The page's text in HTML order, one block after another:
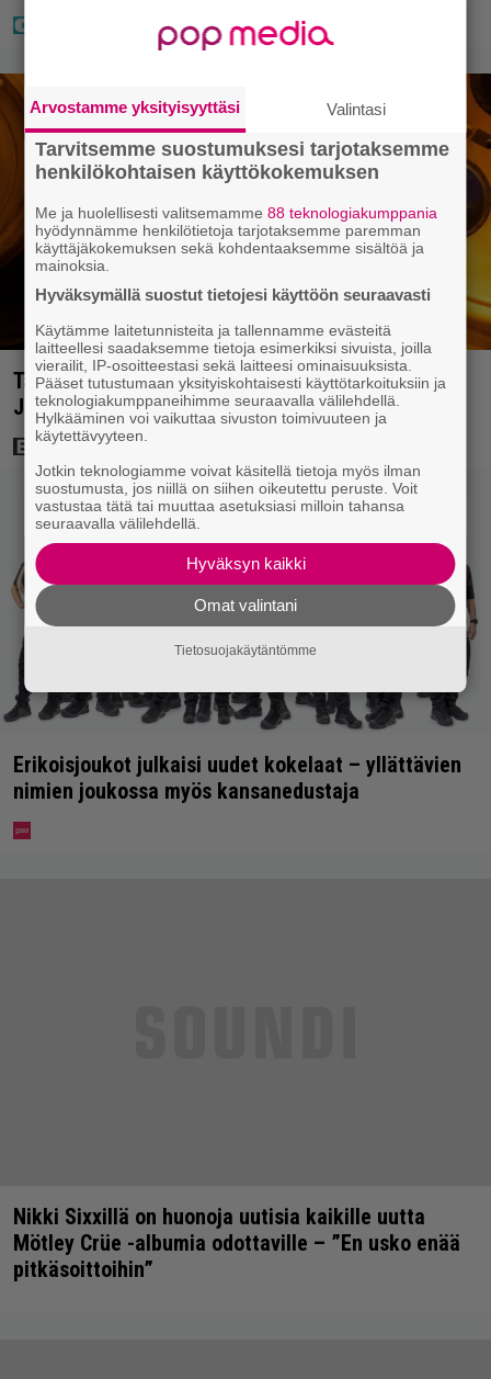
Tänään tv:ssä: Vuoden 2023 megaelokuva luottaa
Jason Stathamin karismaan
Erikoisjoukot julkaisi uudet kokelaat – yllättävien
nimien joukossa myös kansanedustaja
Nikki Sixxillä on huonoja uutisia kaikille uutta
Mötley Crüe -albumia odottaville – ”En usko enää
pitkäsoittoihin”
Arvostamme yksityisyyttäsi Valintasi
Tarvitsemme suostumuksesi tarjotaksemme
henkilökohtaisen käyttökokemuksen
Me ja huolellisesti valitsemamme88 teknologiakumppania
hyödynnämme henkilötietoja tarjotaksemme paremman
käyttäjäkokemuksen sekä kohdentaaksemme sisältöä ja
mainoksia.
Hyväksymällä suostut tietojesi käyttöön seuraavasti
Käytämme laitetunnisteita ja tallennamme evästeitä
laitteellesi saadaksemme tietoja esimerkiksi sivuista, joilla
vierailit, IP-osoitteestasi sekä laitteesi ominaisuuksista.
Pääset tutustumaan yksityiskohtaisesti käyttötarkoituksiin ja
teknologiakumppaneihimme seuraavalla välilehdellä.
Hylkääminen voi vaikuttaa sivuston toimivuuteen ja
käytettävyyteen.
Jotkin teknologiamme voivat käsitellä tietoja myös ilman
suostumusta, jos niillä on siihen oikeutettu peruste. Voit
vastustaa tätä tai muuttaa asetuksiasi milloin tahansa
seuraavalla välilehdellä.
Hyväksyn kaikki
Omat valintani
Tietosuojakäytäntömme